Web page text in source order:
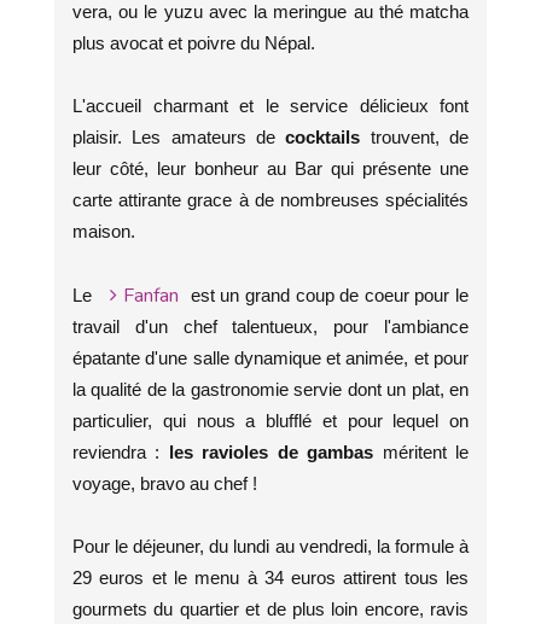
vera, ou le yuzu avec la meringue au thé matcha
plus avocat et poivre du Népal.
L'accueil charmant et le service délicieux font
plaisir. Les amateurs de cocktails trouvent, de
leur côté, leur bonheur au Bar qui présente une
carte attirante grace à de nombreuses spécialités
maison.
Le Fanfan
est un grand coup de coeur pour le
travail d'un chef talentueux, pour l'ambiance
épatante d'une salle dynamique et animée, et pour
la qualité de la gastronomie servie dont un plat, en
particulier, qui nous a blufflé et pour lequel on
reviendra : les ravioles de gambas méritent le
voyage, bravo au chef !
Pour le déjeuner, du lundi au vendredi, la formule à
29 euros et le menu à 34 euros attirent tous les
gourmets du quartier et de plus loin encore, ravis